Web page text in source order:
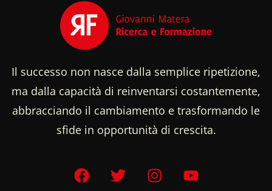
Il successo non nasce dalla semplice ripetizione,
ma dalla capacità di reinventarsi costantemente,
abbracciando il cambiamento e trasformando le
sfide in opportunità di crescita.